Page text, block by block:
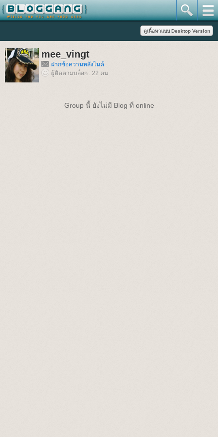
mee_vingt
ฝากข้อความหลังไมค์
ผู้ติดตามบล็อก : 22 คน
Group นี้ ยังไม่มี Blog ที่ online